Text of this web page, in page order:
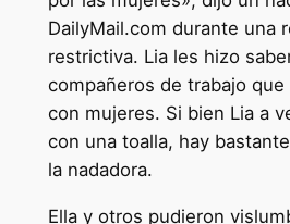
DailyMail.com durante una
restrictiva. Lia les hizo
compañeros de trabajo
con mujeres. Si bien Lia a
con una toalla, hay
la nadadora.
Ella y otros pudieron